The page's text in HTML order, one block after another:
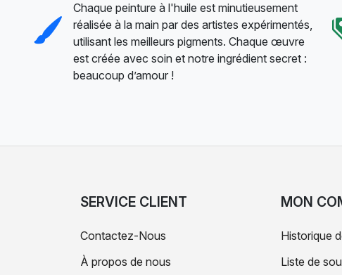
Chaque peinture à l'huile est minutieusement
réalisée à la main par des artistes expérimentés,
utilisant les meilleurs pigments. Chaque œuvre
est créée avec soin et notre ingrédient secret :
beaucoup d’amour !
SERVICE CLIENT
Contactez-Nous
À propos de nous
MON
Historique
Liste de